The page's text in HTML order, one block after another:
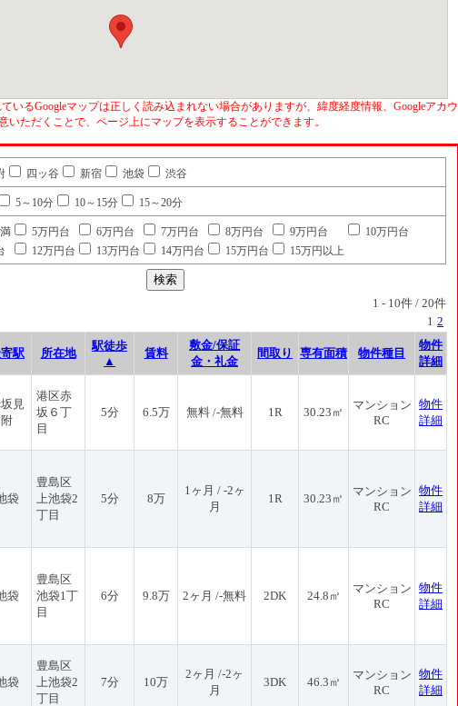
いるGoogleマップは正しく読み込まれない場合がありますが、緯度経度情報、Googleアカウ
いただくことで、ページ上にマップを表示することができます。
四ッ谷 新宿 池袋 渋谷
5～10分 10～15分 15～20分
5万円台 6万円台 7万円台 8万円台 9万円台
10万円台
12万円台 13万円台 14万円台 15万円台 15万円以上
1 - 10件 / 20件
1 2
駅 所在地
駅徒歩
▲
賃料
敷金/保証
金・礼金
間取り 専有面積 物件種目
物件
詳細
見
附
港区赤
坂６丁
目
5分 6.5万 無料 /-無料 1R 30.23㎡
マンション
RC
物件
詳細
袋
豊島区
上池袋2
丁目
5分 8万
1ヶ月 / -2ヶ
月
1R 30.23㎡
マンション
RC
物件
詳細
袋
豊島区
池袋1丁
目
6分 9.8万 2ヶ月 /-無料 2DK 24.8㎡
マンション
RC
物件
詳細
袋
豊島区
上池袋2
丁目
7分 10万
2ヶ月 /-2ヶ
月
3DK 46.3㎡
マンション
RC
物件
詳細